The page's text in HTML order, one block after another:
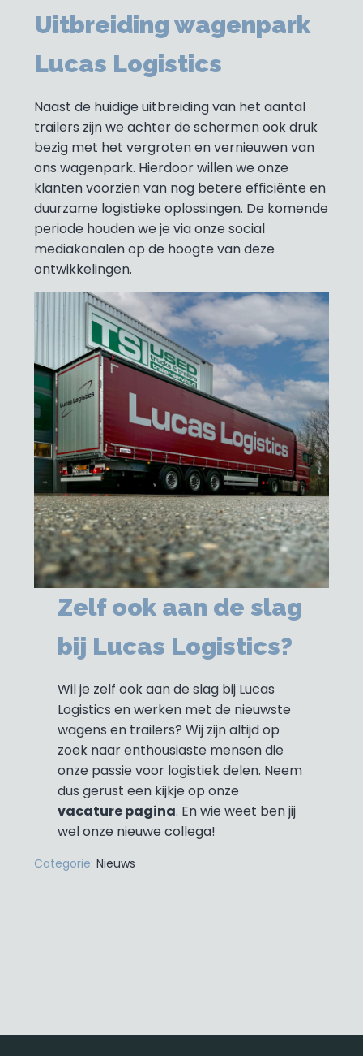
Uitbreiding wagenpark
Lucas Logistics
Naast de huidige uitbreiding van het aantal
trailers zijn we achter de schermen ook druk
bezig met het vergroten en vernieuwen van
ons wagenpark. Hierdoor willen we onze
klanten voorzien van nog betere efficiënte en
duurzame logistieke oplossingen. De komende
periode houden we je via onze social
mediakanalen op de hoogte van deze
ontwikkelingen.
Zelf ook aan de slag
bij Lucas Logistics?
Wil je zelf ook aan de slag bij Lucas
Logistics en werken met de nieuwste
wagens en trailers? Wij zijn altijd op
zoek naar enthousiaste mensen die
onze passie voor logistiek delen. Neem
dus gerust een kijkje op onze
vacature pagina. En wie weet ben jij
wel onze nieuwe collega!
Categorie:Nieuws